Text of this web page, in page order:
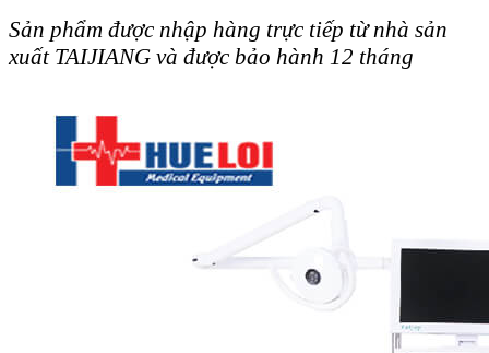
Sản phẩm được nhập hàng trực tiếp từ nhà sản
xuất TAIJIANG và được bảo hành 12 tháng